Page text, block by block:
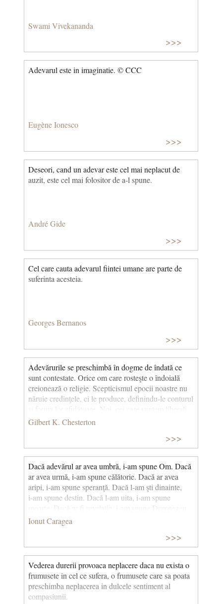
Swami Vivekananda
>>>
Adevarul este in imaginatie. © CCC
Eugène Ionesco
>>>
Deseori, cand un adevar este cel mai neplacut de
auzit, este cel mai folositor de a-l spune.
André Gide
>>>
Cel care cauta adevarul fiintei umane are parte de
suferinta acesteia.
Georges Bernanos
>>>
Adevărurile se preschimbă în dogme de îndată ce
sunt contestate. Orice om care rosteşte o îndoială
creionează o religie. Scepticismul epocii noastre nu
năruie credinţele, ci le produce, definindu-le conturul
şi forma lor sfidătoare. Noi, cei care suntem liberali,
am socotit odinioară liberalismul ca fiind un truism.
înverşunare ca de o religie. Noi, cei ce credem în
patriotism, am socotit odinioară că patriotismul este
raţional, şi am început să cugetăm mai mult asupra
lui. Acum ştim că este nerezonabil şi îl luăm drept
adevăr. Noi, cei ce suntem creştini, nu am cunoscut
vreodată acel măreţ bun-simţ filozofic propriu tainei
până când scriitorii anti-creştini nu ni l-au arătat.
va fi tăgăduit. Totul va deveni crez. Este foarte
rezonabil să conteşti pietrele de pe drum. A le afirma
va deveni o dogmă religioasă. A crede că toţi suntem
într-un vis este o poziţie raţională. A spune că
suntem cu toţii treji va deveni o judecată mistică.
Ruguri se vor aprinde pentru a arăta că doi plus doi
fac patru. Săbii vor fi scoase din teacă pentru a
dovedi că frunzele sunt verzi în toiul verii. Vom
Gilbert K. Chesterton
>>>
Dacă adevărul ar avea umbră, i‑am spune Om. Dacă
ar avea urmă, i‑am spune călătorie. Dacă ar avea
aripi, i‑am spune speranţă. Dacă l‑am şti dinainte,
i‑am spune destin. Dacă l‑am uita, i‑am spune
moarte. Dacă ar fi revelaţie, i‑am spune Dumnezeu.
Ionut Caragea
>>>
Vederea durerii provoaca neplacere daca nu exista o
frumusete in cel ce sufera, o frumusete care sa poata
preschimba neplacerea in dulcele sentiment al
compasiunii.